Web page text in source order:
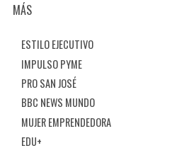
MÁS
ESTILO EJECUTIVO
IMPULSO PYME
PRO SAN JOSÉ
BBC NEWS MUNDO
MUJER EMPRENDEDORA
EDU+